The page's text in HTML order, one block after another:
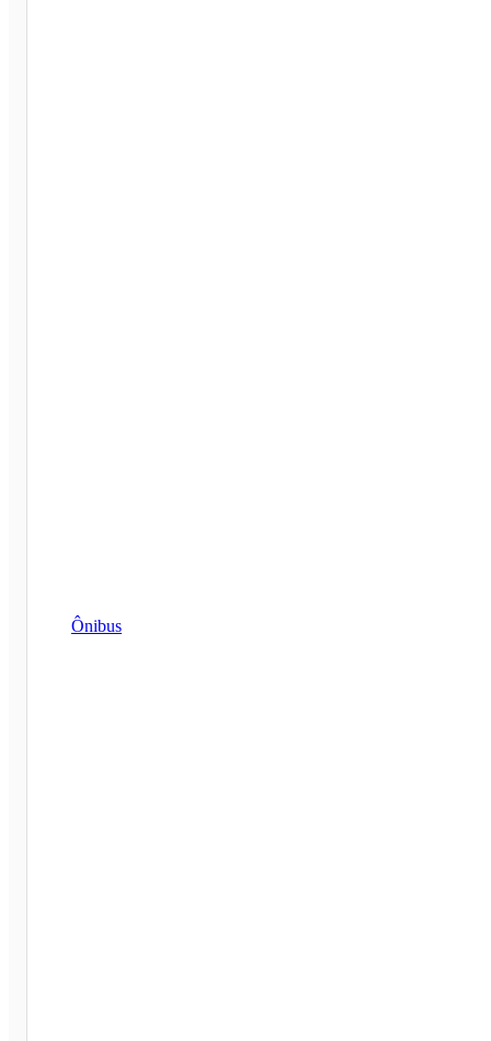
Ônibus